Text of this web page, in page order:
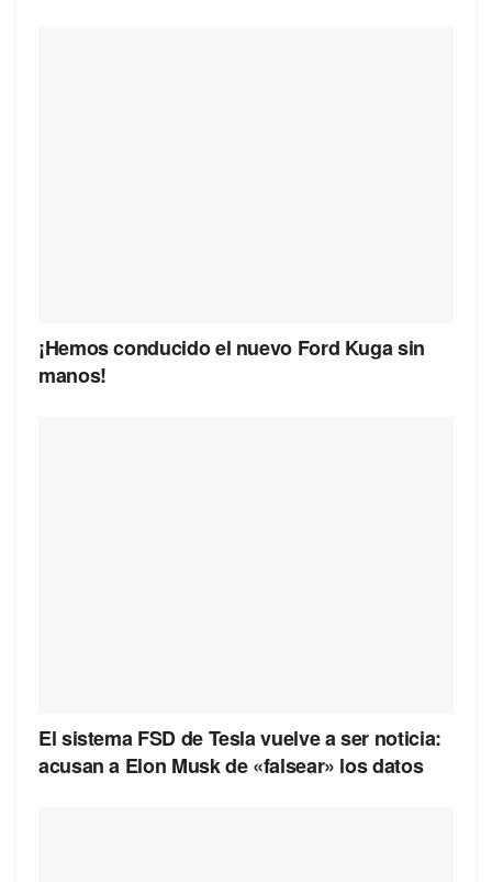
¡Hemos conducido el nuevo Ford Kuga sin
manos!
El sistema FSD de Tesla vuelve a ser noticia:
acusan a Elon Musk de «falsear» los datos